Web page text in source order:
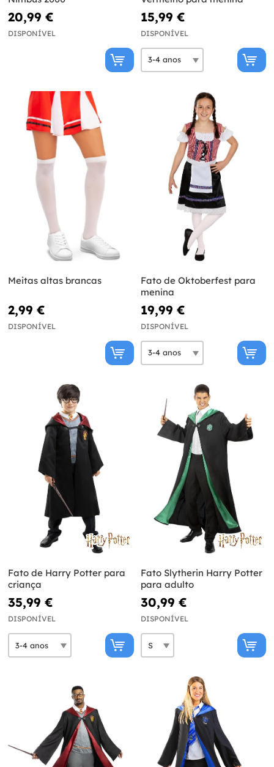
20,99 €
DISPONÍVEL
15,99 €
DISPONÍVEL
Meitas altas brancas
2,99 €
DISPONÍVEL
Fato de Oktoberfest para
menina
19,99 €
DISPONÍVEL
Fato de Harry Potter para
criança
35,99 €
DISPONÍVEL
Fato Slytherin Harry Potter
para adulto
30,99 €
DISPONÍVEL